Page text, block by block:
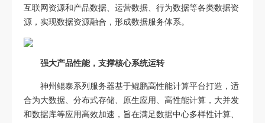
互联网资源和产品数据、运营数据、行为数据等各类数据资
源，实现数据资源融合，形成数据服务体系。
强大产品性能，支撑核心系统运转
神州鲲泰系列服务器基于鲲鹏高性能计算平台打造，适
合为大数据、分布式存储、原生应用、高性能计算，大并发
和数据库等应用高效加速，旨在满足数据中心多样性计算、